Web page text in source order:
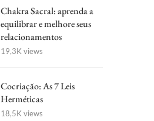
Chakra Sacral: aprenda a
equilibrar e melhore seus
relacionamentos
19,3K views
Cocriação: As 7 Leis
Herméticas
18,5K views